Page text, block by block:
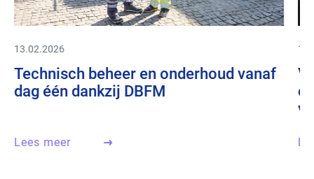
13.02.2026
Technisch beheer en onderhoud vanaf
dag één dankzij DBFM
Lees meer